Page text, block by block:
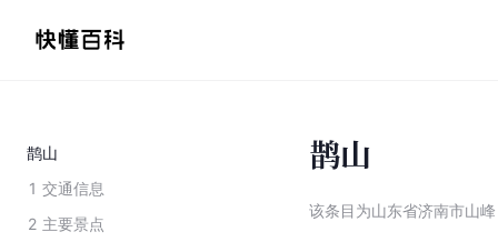
鹊山
1 交通信息
2 主要景点
鹊山
该条目为山东省济南市山峰